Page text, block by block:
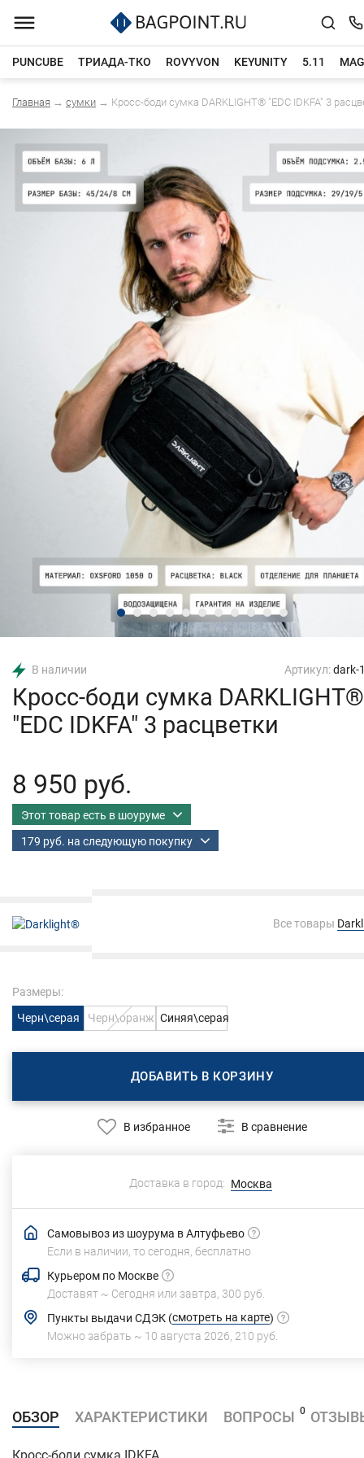
PUNCUBE ТРИАДА-ТКО ROVYVON KEYUNITY 5.11
Каталог товаров
Главная → сумки → Кросс-боди сумка DARKLIGHT® "EDC IDKFA" 3
В наличии Артикул:dark-
Кросс-боди сумка DARKLIGHT®
"EDC IDKFA" 3 расцветки
8 950 руб.
Этот товар есть в шоуруме
179 руб. на следующую покупку
Все товары
Размеры:
Черн\серая
Черн\оранж Синяя\серая
ДОБАВИТЬ В КОРЗИНУ
В избранное В сравнение
Доставка в город: Москва
Самовывоз из шоурума в Алтуфьево
Если в наличии, то сегодня, бесплатно
Курьером по Москве
Доставят ~ Сегодня или завтра, 300 руб.
Пункты выдачи СДЭК (смотреть на карте)
Можно забрать ~ 10 августа 2026 210 руб.
ОБЗОР ХАРАКТЕРИСТИКИ ВОПРОСЫ 0